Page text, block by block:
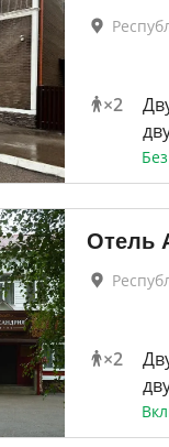
×2
Отель
×2